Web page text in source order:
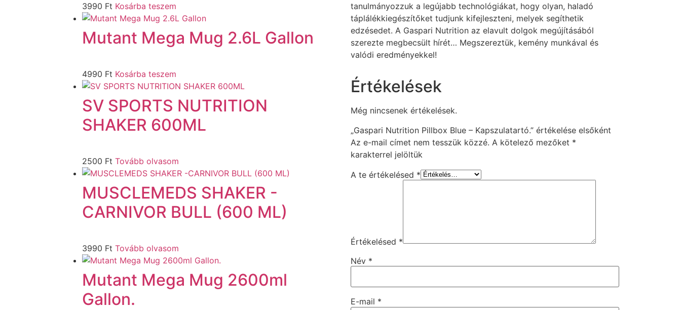
3990 Ft Kosárba teszem
Mutant Mega Mug 2.6L Gallon
4990 Ft Kosárba teszem
SV SPORTS NUTRITION
SHAKER 600ML
2500 Ft Tovább olvasom
MUSCLEMEDS SHAKER -
CARNIVOR BULL (600 ML)
3990 Ft Tovább olvasom
Mutant Mega Mug 2600ml
Gallon.
tanulmányozzuk a legújabb technológiákat, hogy olyan, haladó
táplálékkiegészítőket tudjunk kifejleszteni, melyek segíthetik
edzésedet. A Gaspari Nutrition az elavult dolgok megújításából
szerezte megbecsült hírét… Megszereztük, kemény munkával és
valódi eredményekkel!
Értékelések
Még nincsenek értékelések.
„Gaspari Nutrition Pillbox Blue – Kapszulatartó.” értékelése elsőként
Az e-mail címet nem tesszük közzé. A kötelező mezőket *
karakterrel jelöltük
A te értékelésed *
Értékelésed *
Név *
E-mail *